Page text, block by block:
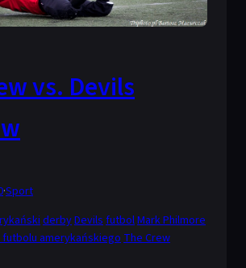
vs. Devils
·Sport
derbyDevils futbolMark Philmore
amerykańskiego The Crew